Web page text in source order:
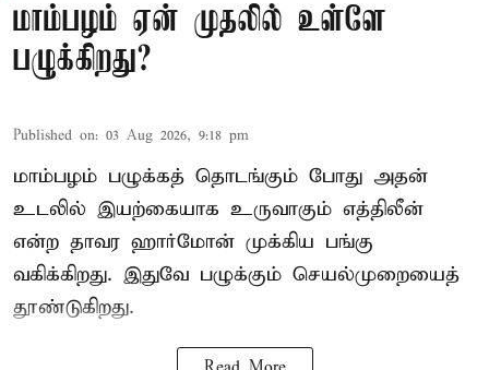
மாம்பழம் ஏன் முதலில் உள்ளே
பழுக்கிறது?
Published on: 03 Aug 2026, 9:18 pm
மாம்பழம் பழுக்கத் தொடங்கும் போது அதன்
உடலில் இயற்கையாக உருவாகும் எத்திலீன்
என்ற தாவர ஹார்மோன் முக்கிய பங்கு
வகிக்கிறது. இதுவே பழுக்கும் செயல்முறையைத்
தூண்டுகிறது.